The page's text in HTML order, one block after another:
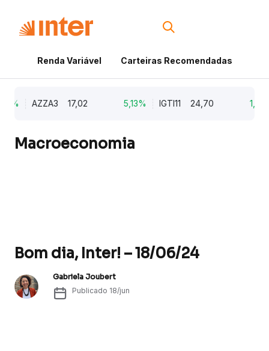
Renda Variável Carteiras Recomendadas
AZZA3 17,02 5,13% IGTI11 24,70 1,77%
Macroeconomia
Bom dia, Inter! – 18/06/24
Gabriela Joubert
Publicado 18/jun